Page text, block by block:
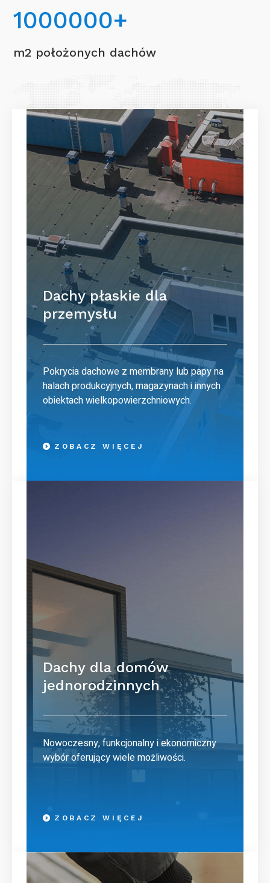
1000000+
m2 położonych dachów
Dachy płaskie dla
przemysłu
Pokrycia dachowe z membrany lub papy na
halach produkcyjnych, magazynach i innych
obiektach wielkopowierzchniowych.
ZOBACZ WIĘCEJ
Dachy dla domów
jednorodzinnych
Nowoczesny, funkcjonalny i ekonomiczny
wybór oferujący wiele możliwości.
ZOBACZ WIĘCEJ